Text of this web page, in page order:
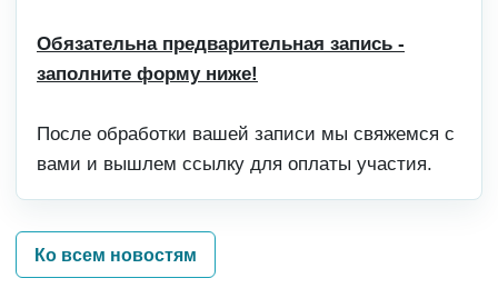
Обязательна предварительная запись -
заполните форму ниже!
После обработки вашей записи мы свяжемся с
вами и вышлем ссылку для оплаты участия.
Ко всем новостям